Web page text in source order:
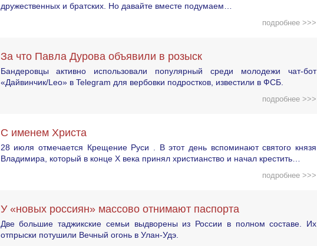
дружественных и братских. Но давайте вместе подумаем…
подробнее >>>
За что Павла Дурова объявили в розыск
Бандеровцы активно использовали популярный среди молодежи чат-бот
«Дайвинчик/Leo» в Telegram для вербовки подростков, известили в ФСБ.
подробнее >>>
С именем Христа
28 июля отмечается Крещение Руси . В этот день вспоминают святого князя
Владимира, который в конце X века принял христианство и начал крестить…
подробнее >>>
У «новых россиян» массово отнимают паспорта
Две большие таджикские семьи выдворены из России в полном составе. Их
отпрыски потушили Вечный огонь в Улан-Удэ.